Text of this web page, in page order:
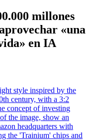
millones
«una
en IA